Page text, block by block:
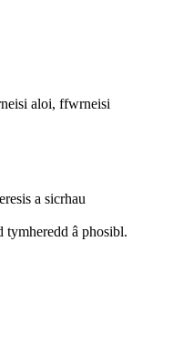
aloi, ffwrneisi
a sicrhau
â phosibl.